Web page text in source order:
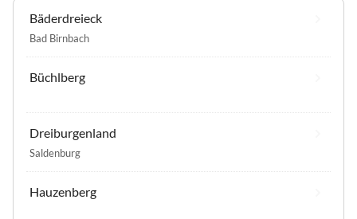
Bäderdreieck
Bad Birnbach
Büchlberg
Dreiburgenland
Saldenburg
Hauzenberg